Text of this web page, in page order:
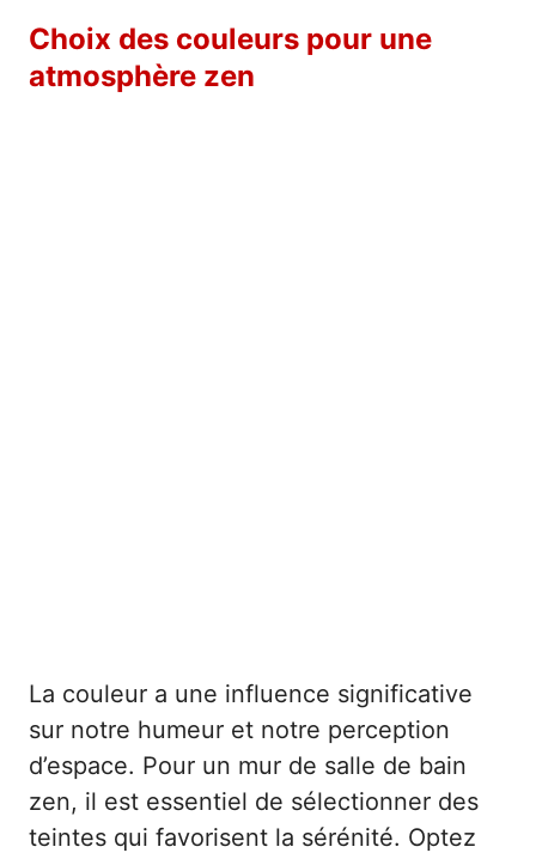
Choix des couleurs pour une
atmosphère zen
La couleur a une influence significative
sur notre humeur et notre perception
d’espace. Pour un mur de salle de bain
zen, il est essentiel de sélectionner des
teintes qui favorisent la sérénité. Optez